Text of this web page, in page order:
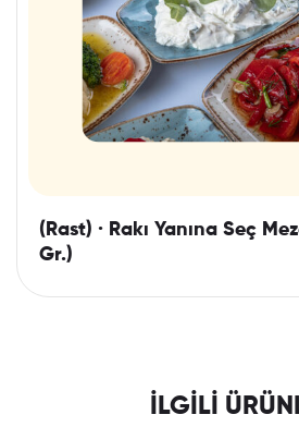
(Rast) · Rakı Yanına Seç
Gr.)
İLGILI